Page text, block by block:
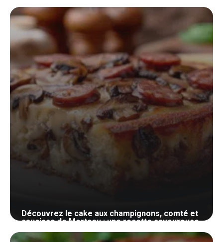
Découvrez le cake aux champignons, comté et
saucisse de Morteau : une recette savoureuse